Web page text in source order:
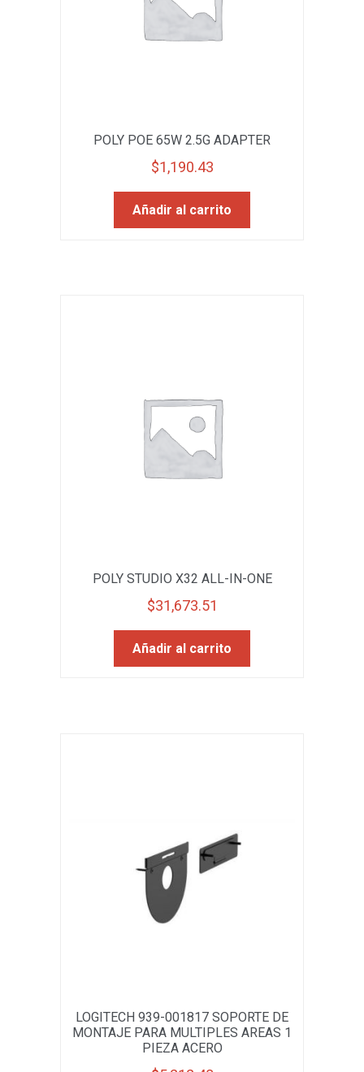
POLY POE 65W 2.5G ADAPTER
$1,190.43
Añadir al carrito
POLY STUDIO X32 ALL-IN-ONE
$31,673.51
Añadir al carrito
LOGITECH 939-001817 SOPORTE DE
MONTAJE PARA MULTIPLES AREAS 1
PIEZA ACERO